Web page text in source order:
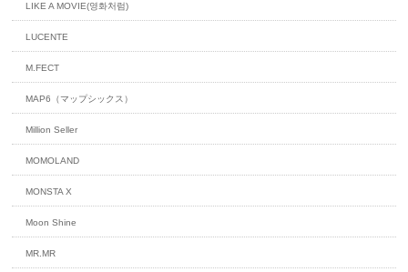
LIKE A MOVIE(영화처럼)
LUCENTE
M.FECT
MAP6（マップシックス）
Million Seller
MOMOLAND
MONSTA X
Moon Shine
MR.MR